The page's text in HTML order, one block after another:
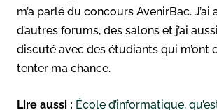
m’a parlé du concours AvenirBac. J’ai
d’autres forums, des salons et j’ai
discuté avec des étudiants qui m’ont
tenter ma chance.
Lire aussi : École d’informatique,